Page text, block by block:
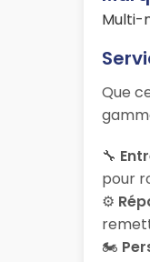
Multi-
Que
🔧
pour
⚙️
🏍️